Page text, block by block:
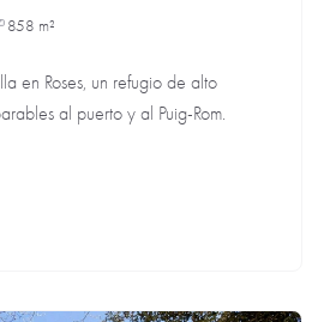
858 m²
en Roses, un refugio de alto
al puerto y al Puig-Rom.